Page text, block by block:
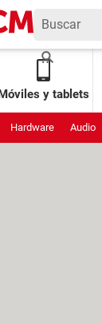
y tablets
Hardware Audio